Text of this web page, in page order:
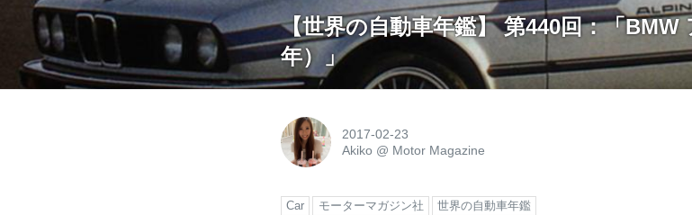
【世界の自動車年鑑】 第440回：「BMW
年）」
2017-02-23
Akiko @ Motor Magazine
Car モーターマガジン社 世界の自動車年鑑